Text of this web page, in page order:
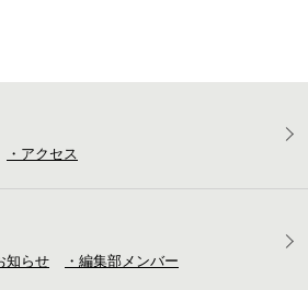
・アクセス
知らせ ・編集部メンバー